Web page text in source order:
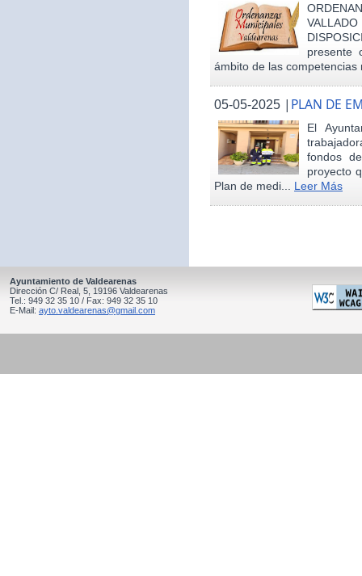
presente
ámbito de las
05-05-2025 | PLAN DE
El
fondos
proyecto
Plan de medi... Leer Más
Ayuntamiento de Valdearenas
Dirección C/ Real, 5, 19196 Valdearenas
Tel.: 949 32 35 10 / Fax: 949 32 35 10
E-Mail: ayto.valdearenas@gmail.com